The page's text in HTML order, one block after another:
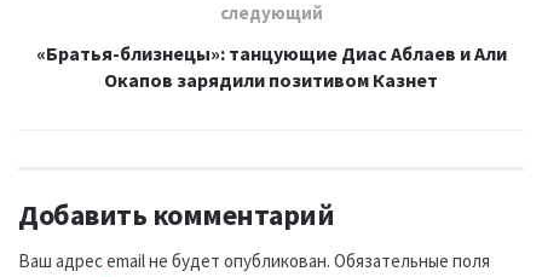
следующий
«Братья-близнецы»: танцующие Диас Аблаев и Али
Окапов зарядили позитивом Казнет
Добавить комментарий
Ваш адрес email не будет опубликован. Обязательные поля